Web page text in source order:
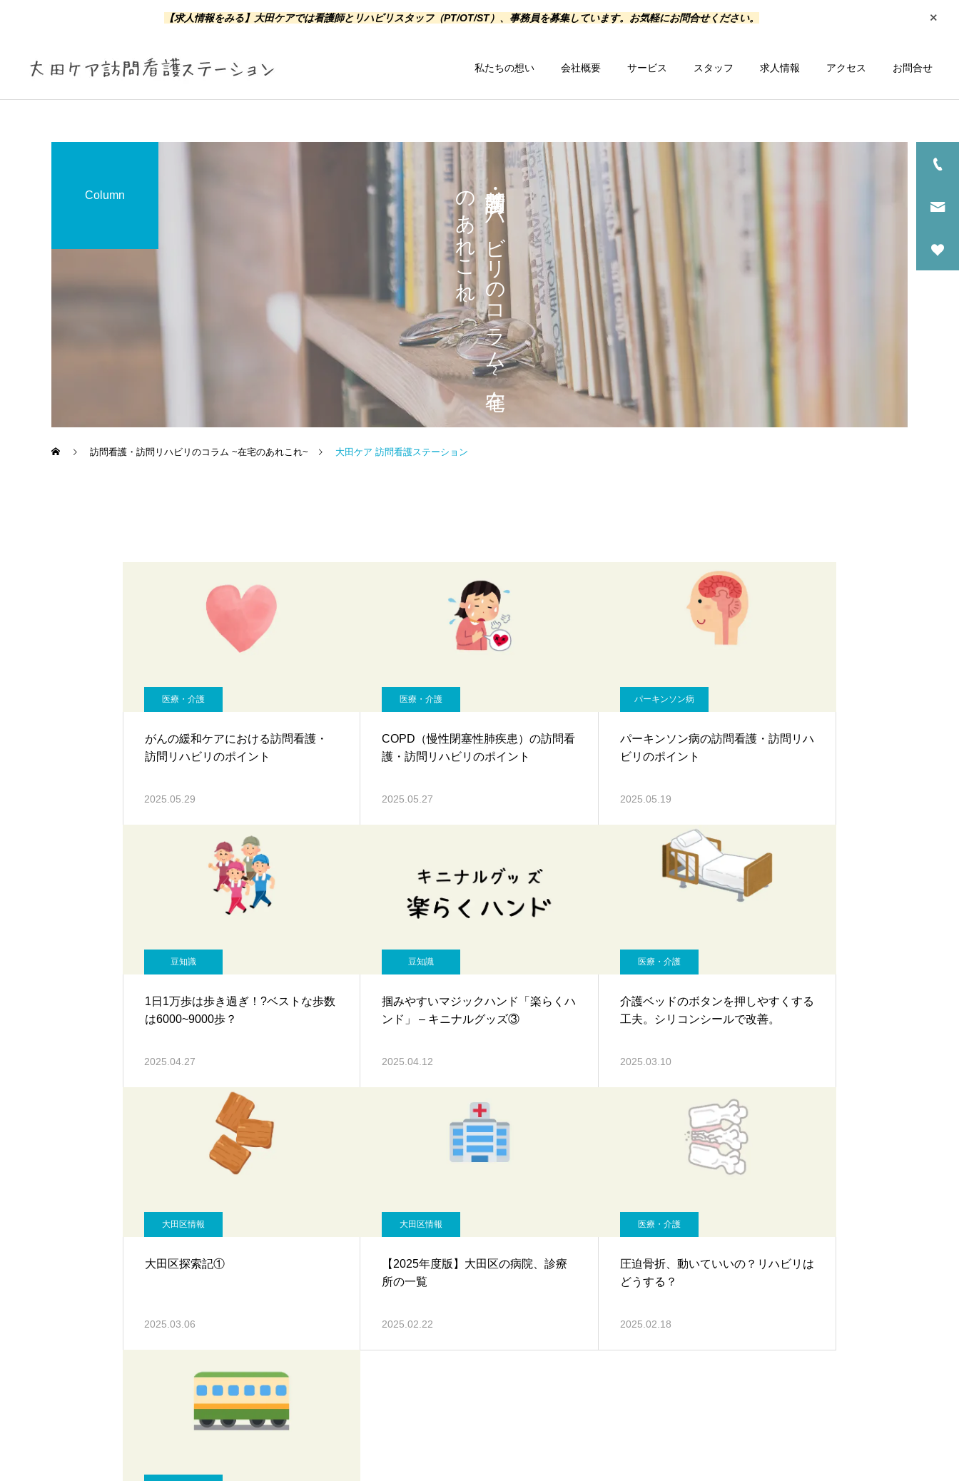
【求人情報をみる】 大田ケアでは看護師とリハビリスタッフ（PT/OT/ST）、事務員を募集しています。お気軽にお問合せください。
私たちの想い 会社概要 サービス スタッフ 求人情報 アクセス お問合せ
一覧を見る
訪問リハビリ 在宅関連サービス
訪問看護・訪問リ
ハ
ビ
リ
の
コ
ラ
ム
~
在宅
の
あ
れ
こ
れ
~
Column
訪問看護・訪問リハビリのコラム ~在宅のあれこれ~ 大田ケア 訪問看護ステーション
医療・介護
がんの緩和ケアにおける訪問看護・
訪問リハビリのポイント
2025.05.29
医療・介護
COPD（慢性閉塞性肺疾患）の訪問看
護・訪問リハビリのポイント
2025.05.27
パーキンソン病
パーキンソン病の訪問看護・訪問リハ
ビリのポイント
2025.05.19
豆知識
1日1万歩は歩き過ぎ！?ベストな歩数
は6000~9000歩？
2025.04.27
豆知識
掴みやすいマジックハンド「楽らくハ
ンド」 – キニナルグッズ③
2025.04.12
医療・介護
介護ベッドのボタンを押しやすくする
工夫。シリコンシールで改善。
2025.03.10
大田区情報
大田区探索記①
2025.03.06
大田区情報
【2025年度版】大田区の病院、診療
所の一覧
2025.02.22
医療・介護
圧迫骨折、動いていいの？リハビリは
どうする？
2025.02.18